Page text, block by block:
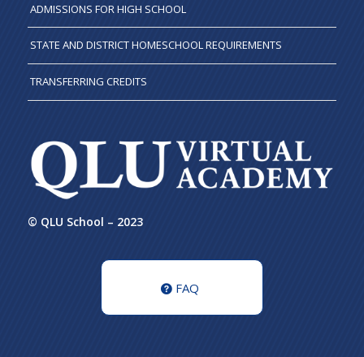
ADMISSIONS FOR HIGH SCHOOL
STATE AND DISTRICT HOMESCHOOL REQUIREMENTS
TRANSFERRING CREDITS
© QLU School – 2023
FAQ